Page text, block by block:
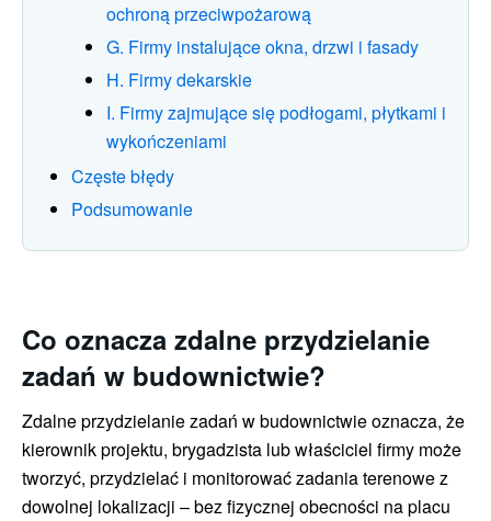
ochroną przeciwpożarową
G. Firmy instalujące okna, drzwi i fasady
H. Firmy dekarskie
I. Firmy zajmujące się podłogami, płytkami i
wykończeniami
Częste błędy
Podsumowanie
Co oznacza zdalne przydzielanie
zadań w budownictwie?
Zdalne przydzielanie zadań w budownictwie oznacza, że
kierownik projektu, brygadzista lub właściciel firmy może
tworzyć, przydzielać i monitorować zadania terenowe z
dowolnej lokalizacji – bez fizycznej obecności na placu